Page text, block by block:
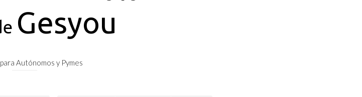
Gesyou
Autónomos y Pymes